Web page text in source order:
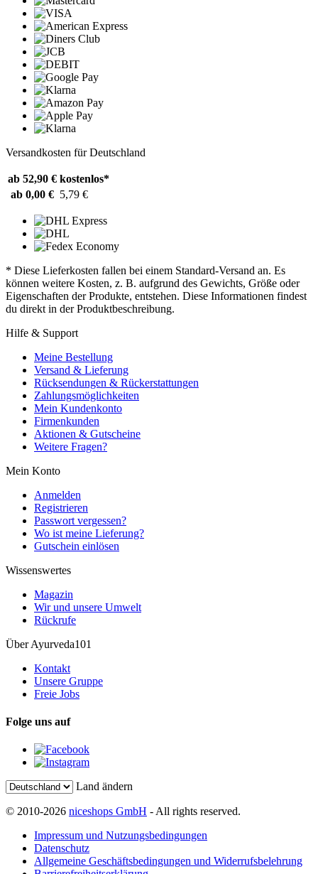
Versandkosten für Deutschland
ab 52,90 € kostenlos*
ab 0,00 € 5,79 €
* Diese Lieferkosten fallen bei einem Standard-Versand an. Es
können weitere Kosten, z. B. aufgrund des Gewichts, Größe oder
Eigenschaften der Produkte, entstehen. Diese Informationen findest
du direkt in der Produktbeschreibung.
Hilfe & Support
Meine Bestellung
Versand & Lieferung
Rücksendungen & Rückerstattungen
Zahlungsmöglichkeiten
Mein Kundenkonto
Firmenkunden
Aktionen & Gutscheine
Weitere Fragen?
Mein Konto
Anmelden
Registrieren
Passwort vergessen?
Wo ist meine Lieferung?
Gutschein einlösen
Wissenswertes
Magazin
Wir und unsere Umwelt
Rückrufe
Über Ayurveda101
Kontakt
Unsere Gruppe
Freie Jobs
Folge uns auf
Land ändern
© 2010-2026 niceshops GmbH - All rights reserved.
Impressum und Nutzungsbedingungen
Datenschutz
Allgemeine Geschäftsbedingungen und Widerrufsbelehrung